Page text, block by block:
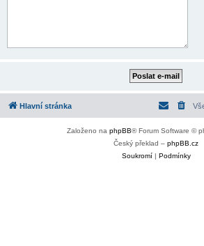
Hlavní stránka
Založeno na phpBB® Forum Software ©
Český překlad – phpBB.cz
Soukromí| Podmínky